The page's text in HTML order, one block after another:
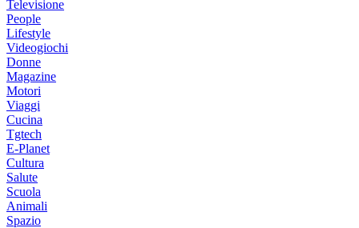
Televisione
People
Lifestyle
Videogiochi
Donne
Magazine
Motori
Viaggi
Cucina
Tgtech
E-Planet
Cultura
Salute
Scuola
Animali
Spazio